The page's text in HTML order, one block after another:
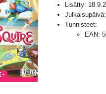
Lisätty:
Julkaisupäivä:
Tunnisteet:
EAN: